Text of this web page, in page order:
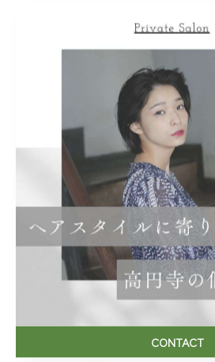
月曜日(臨時休業あります)
＝＝＝＝＝＝＝＝＝＝＝＝＝＝＝
< 前のページ 一覧に戻る
カテゴリー
CONTACT